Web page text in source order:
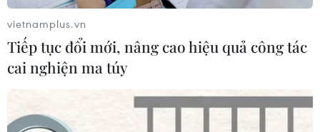
vietnamplus.vn
Tiếp tục đổi mới, nâng cao hiệu quả công tác
cai nghiện ma túy